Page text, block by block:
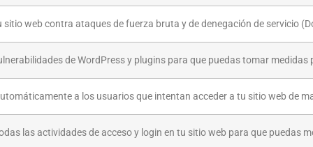
sitio web contra ataques de fuerza bruta y de denegación de servicio
de WordPress y plugins para que puedas tomar medidas
a los usuarios que intentan acceder a tu sitio web de
las actividades de acceso y login en tu sitio web para que puedas